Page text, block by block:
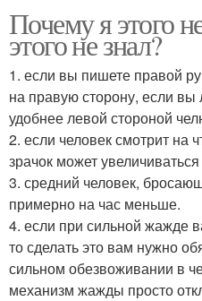
Почему я этого
этого не знал?
1. если вы пишете правой
на правую сторону, если
удобнее левой стороной
2. если человек смотрит на
зрачок может
3. средний человек,
примерно на час меньше.
4. если при сильной жажде
то сделать это вам нужно
сильном обезвоживании в
механизм жажды просто